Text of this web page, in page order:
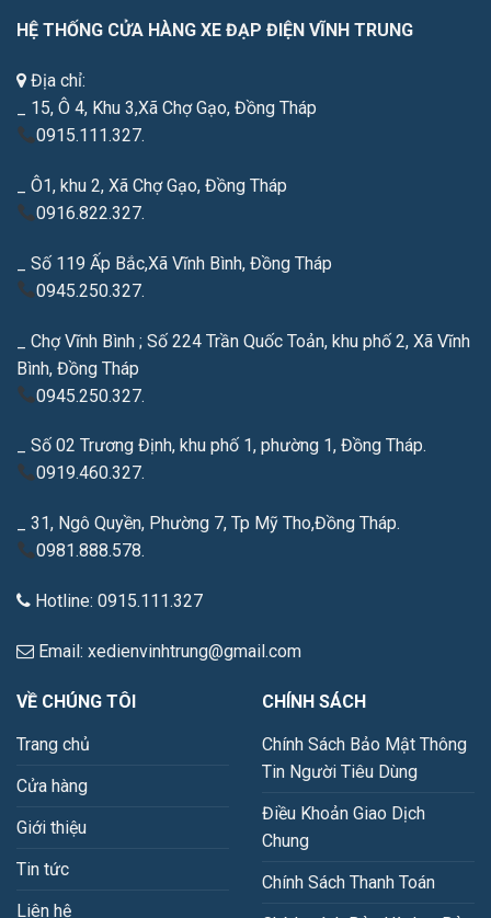
HỆ THỐNG CỬA HÀNG XE ĐẠP ĐIỆN VĨNH TRUNG
Địa chỉ:
_ 15, Ô 4, Khu 3,Xã Chợ Gạo, Đồng Tháp
0915.111.327.
_ Ô1, khu 2, Xã Chợ Gạo, Đồng Tháp
0916.822.327.
_ Số 119 Ấp Bắc,Xã Vĩnh Bình, Đồng Tháp
0945.250.327.
_ Chợ Vĩnh Bình ; Số 224 Trần Quốc Toản, khu phố 2, Xã Vĩnh
Bình, Đồng Tháp
0945.250.327.
_ Số 02 Trương Định, khu phố 1, phường 1, Đồng Tháp.
0919.460.327.
_ 31, Ngô Quyền, Phường 7, Tp Mỹ Tho,Đồng Tháp.
0981.888.578.
Hotline: 0915.111.327
Email: xedienvinhtrung@gmail.com
VỀ CHÚNG TÔI
Trang chủ
Cửa hàng
Giới thiệu
Tin tức
Liên hệ
CHÍNH SÁCH
Chính Sách Bảo Mật Thông
Tin Người Tiêu Dùng
Điều Khoản Giao Dịch
Chung
Chính Sách Thanh Toán